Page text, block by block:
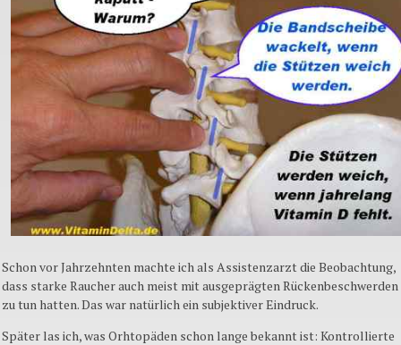
Schon vor Jahrzehnten machte ich als Assistenzarzt die Beobachtung,
dass starke Raucher auch meist mit ausgeprägten Rückenbeschwerden
zu tun hatten. Das war natürlich ein subjektiver Eindruck.
Später las ich, was Orhtopäden schon lange bekannt ist: Kontrollierte